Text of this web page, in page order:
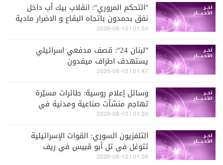
"التحكم المروري": انقلاب بيك أب داخل
نفق بحمدون باتجاه البقاع و الاضرار مادية
وتم تحويل السير الى محاذاة النفق
01:54 | 2026-08-10
"لبنان 24": قصف مدفعي اسرائيلي
يستهدف اطراف ميفدون
01:47 | 2026-08-10
وسائل إعلام روسية: طائرات مسيّرة
تهاجم منشآت صناعية ومدنية في
نيجنكامسك الروسية
01:39 | 2026-08-10
التلفزيون السوري: القوات الإسرائيلية
تتوغل في تل أبو قبيس في ريف
القنيطرة
01:26 | 2026-08-10